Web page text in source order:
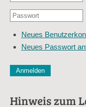
E-
Adresse
Passwort
Neues
Neues Passwort
CAPTCHA
Diese
Sag mir nicht, wie
Hinweis zum